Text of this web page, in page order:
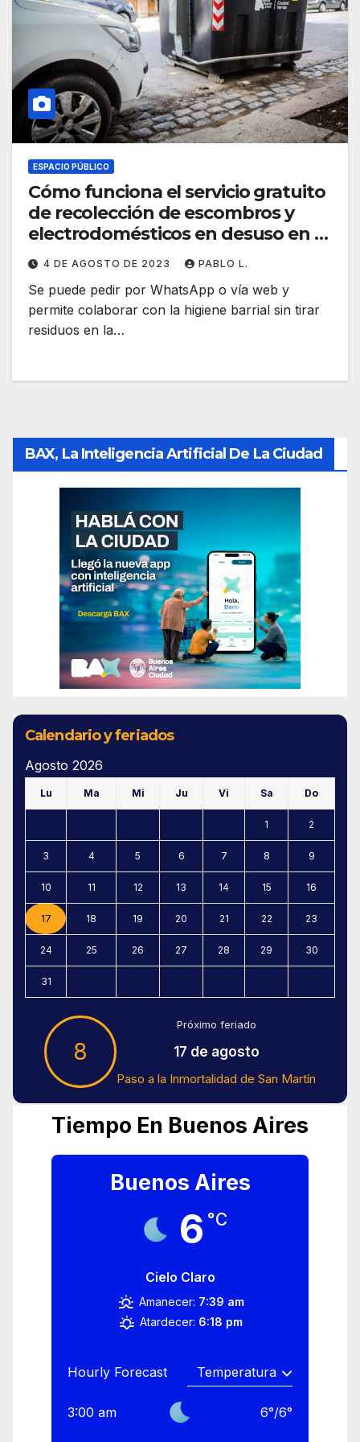
ESPACIO PÚBLICO
Cómo funciona el servicio gratuito
de recolección de escombros y
electrodomésticos en desuso en la
Ciudad
4 DE AGOSTO DE 2023 PABLO L.
Se puede pedir por WhatsApp o vía web y
permite colaborar con la higiene barrial sin tirar
residuos en la…
BAX, La Inteligencia Artificial De La Ciudad
Calendario y feriados
Agosto 2026
Lu Ma Mi Ju Vi Sa Do
1 2
3 4 5 6 7 8 9
10 11 12 13 14 15 16
17 18 19 20 21 22 23
24 25 26 27 28 29 30
31
8
Próximo feriado
17 de agosto
Paso a la Inmortalidad de San Martín
Tiempo En Buenos Aires
Buenos Aires
6 °C
Cielo Claro
Amanecer: 7:39 am
Atardecer: 6:18 pm
Hourly Forecast
3:00 am 6°/6°